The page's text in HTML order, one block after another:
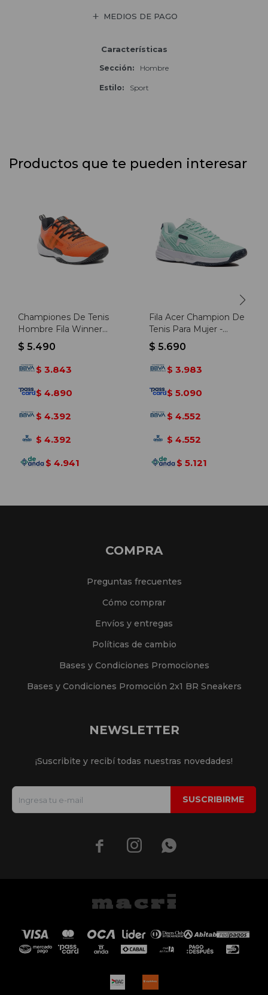
MEDIOS DE PAGO
Características
Sección Hombre
Estilo Sport
Productos que te pueden interesar
Championes De Tenis
Hombre Fila Winner
Clay - Naranja-negro
$ 5.490
$ 3.843
$ 4.890
$ 4.392
$ 4.392
$ 4.941
Fila Acer Champion De
Tenis Para Mujer -
Aguamarina/blanco -
Aguamarina-blanco
$ 5.690
$ 3.983
$ 5.090
$ 4.552
$ 4.552
$ 5.121
COMPRA
Preguntas frecuentes
Cómo comprar
Envíos y entregas
Políticas de cambio
Bases y Condiciones Promociones
Bases y Condiciones Promoción 2x1 BR Sneakers
NEWSLETTER
¡Suscribite y recibí todas nuestras novedades!
SUSCRIBIRME
  